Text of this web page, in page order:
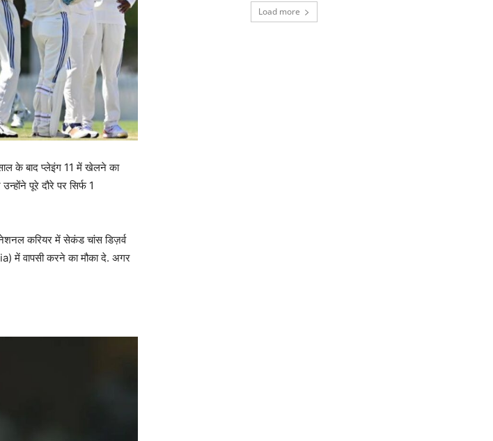
के बाद प्लेइंग 11 में खेलने का
पूरे दौरे पर सिर्फ 1
करियर में सेकंड चांस डिज़र्व
में वापसी करने का मौका दे. अगर
Load more